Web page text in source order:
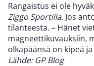
Rangaistus ei ole
Ziggo Sportilla. Jos
tilanteesta. – Hänet
magneettikuvauksiin,
olkapäänsä on kipeä
Lähde: GP Blog